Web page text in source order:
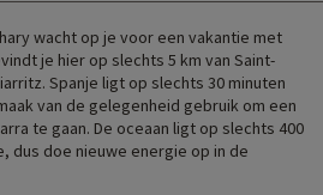
wacht op je voor een vakantie met
je hier op slechts 5 km van Saint-
Spanje ligt op slechts 30 minuten
van de gelegenheid gebruik om een
te gaan. De oceaan ligt op slechts 400
dus doe nieuwe energie op in de